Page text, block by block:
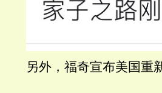
另外，福奇宣布美国重